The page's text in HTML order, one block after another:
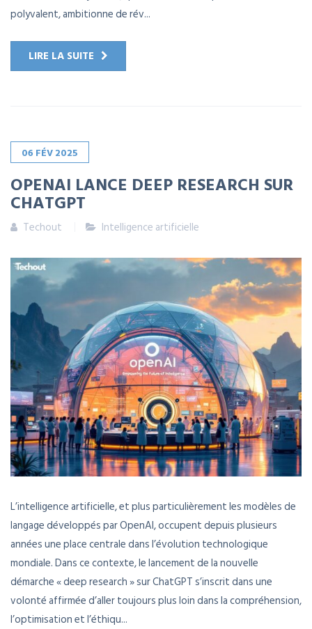
polyvalent, ambitionne de rév...
LIRE LA SUITE
06 FÉV2025
OPENAI LANCE DEEP RESEARCH SUR
CHATGPT
Techout Intelligence artificielle
L’intelligence artificielle, et plus particulièrement les modèles de
langage développés par OpenAI, occupent depuis plusieurs
années une place centrale dans l’évolution technologique
mondiale. Dans ce contexte, le lancement de la nouvelle
démarche « deep research » sur ChatGPT s’inscrit dans une
volonté affirmée d’aller toujours plus loin dans la compréhension,
l’optimisation et l’éthiqu...